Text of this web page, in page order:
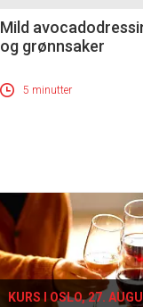
Mild
og grønnsaker
5 minutter
KURS I OSLO, 27.